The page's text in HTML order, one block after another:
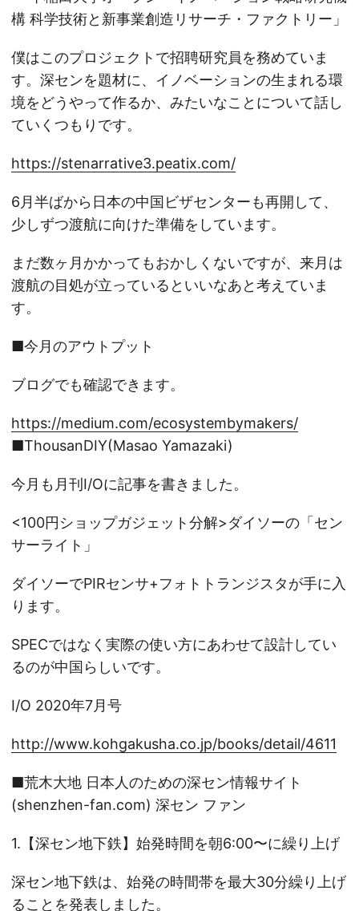
構 科学技術と新事業創造リサーチ・ファクトリー」
僕はこのプロジェクトで招聘研究員を務めていま
す。深センを題材に、イノベーションの生まれる環
境をどうやって作るか、みたいなことについて話し
ていくつもりです。
https://stenarrative3.peatix.com/
6月半ばから日本の中国ビザセンターも再開して、
少しずつ渡航に向けた準備をしています。
まだ数ヶ月かかってもおかしくないですが、来月は
渡航の目処が立っているといいなあと考えていま
す。
■今月のアウトプット
ブログでも確認できます。
https://medium.com/ecosystembymakers/
■ThousanDIY(Masao Yamazaki)
今月も月刊I/Oに記事を書きました。
<100円ショップガジェット分解>ダイソーの「セン
サーライト」
ダイソーでPIRセンサ+フォトトランジスタが手に入
ります。
SPECではなく実際の使い方にあわせて設計してい
るのが中国らしいです。
I/O 2020年7月号
http://www.kohgakusha.co.jp/books/detail/4611
■荒木大地 日本人のための深セン情報サイト
(shenzhen-fan.com) 深セン ファン
1.【深セン地下鉄】始発時間を朝6:00〜に繰り上げ
深セン地下鉄は、始発の時間帯を最大30分繰り上げ
ることを発表しました。